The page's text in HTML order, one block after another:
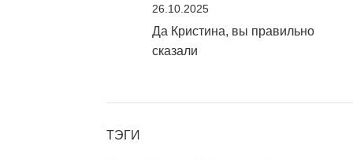
26.10.2025
Да Кристина, вы правильно
сказали
ТЭГИ